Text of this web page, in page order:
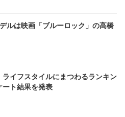
ルは映画「ブルーロック」の高橋
イフスタイルにまつわるランキン
ート結果を発表